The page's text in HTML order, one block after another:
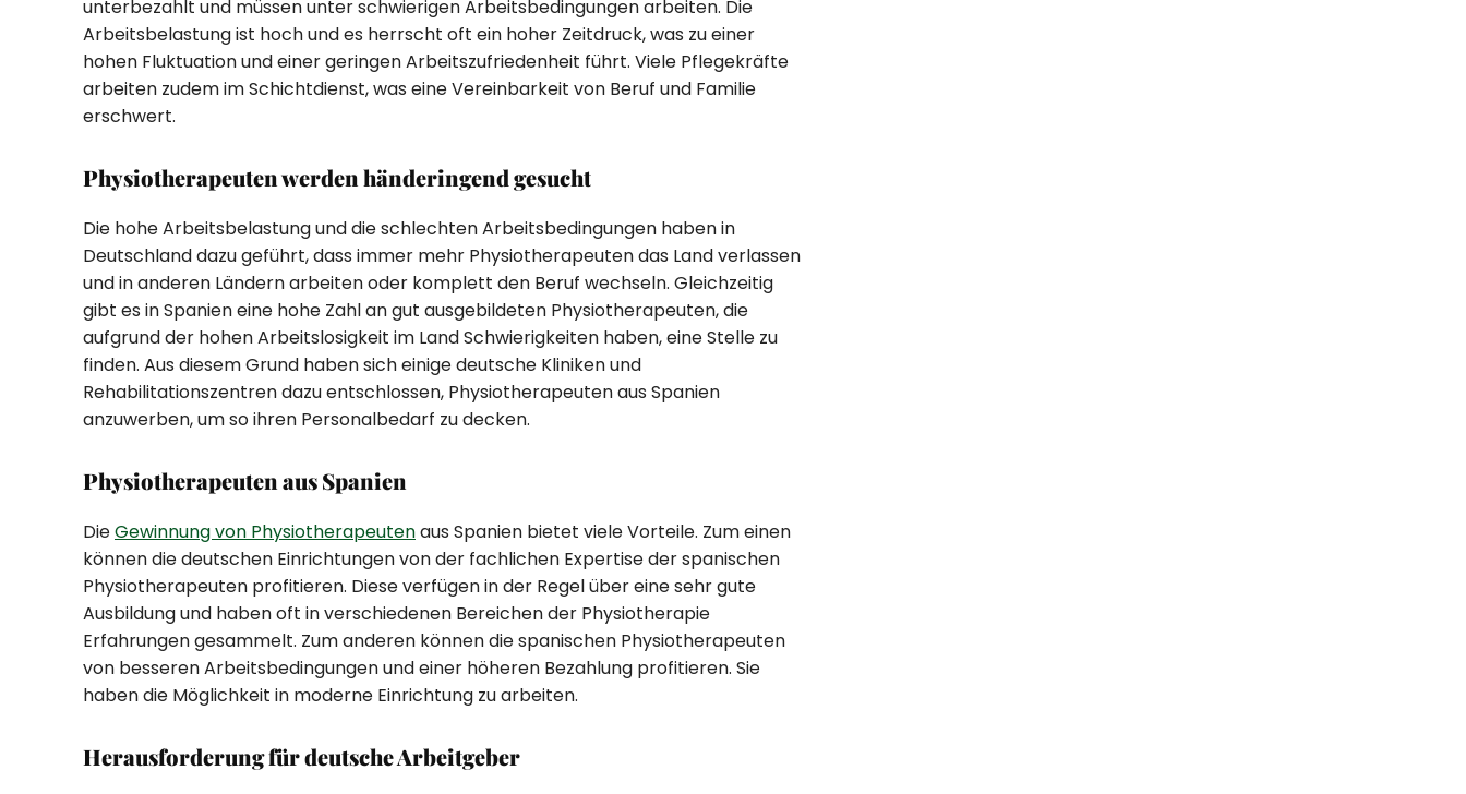
unterbezahlt und müssen unter schwierigen Arbeitsbedingungen arbeiten. Die
Arbeitsbelastung ist hoch und es herrscht oft ein hoher Zeitdruck, was zu einer
hohen Fluktuation und einer geringen Arbeitszufriedenheit führt. Viele Pflegekräfte
arbeiten zudem im Schichtdienst, was eine Vereinbarkeit von Beruf und Familie
erschwert.
Physiotherapeuten werden händeringend gesucht
Die hohe Arbeitsbelastung und die schlechten Arbeitsbedingungen haben in
Deutschland dazu geführt, dass immer mehr Physiotherapeuten das Land verlassen
und in anderen Ländern arbeiten oder komplett den Beruf wechseln. Gleichzeitig
gibt es in Spanien eine hohe Zahl an gut ausgebildeten Physiotherapeuten, die
aufgrund der hohen Arbeitslosigkeit im Land Schwierigkeiten haben, eine Stelle zu
finden. Aus diesem Grund haben sich einige deutsche Kliniken und
Rehabilitationszentren dazu entschlossen, Physiotherapeuten aus Spanien
anzuwerben, um so ihren Personalbedarf zu decken.
Physiotherapeuten aus Spanien
DieGewinnung von Physiotherapeutenaus Spanien bietet viele Vorteile. Zum einen
können die deutschen Einrichtungen von der fachlichen Expertise der spanischen
Physiotherapeuten profitieren. Diese verfügen in der Regel über eine sehr gute
Ausbildung und haben oft in verschiedenen Bereichen der Physiotherapie
Erfahrungen gesammelt. Zum anderen können die spanischen Physiotherapeuten
von besseren Arbeitsbedingungen und einer höheren Bezahlung profitieren. Sie
haben die Möglichkeit in moderne Einrichtung zu arbeiten.
Herausforderung für deutsche Arbeitgeber